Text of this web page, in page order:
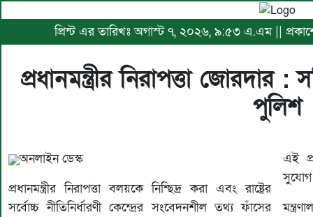
প্রিন্ট এর তারিখঃ অগাস্ট ৭, ২০২৬, ৯:৫৩ এ.এম ||
প্রধানমন্ত্রীর নিরাপত্তা
পুলিশ
অনলাইন ডেস্ক
প্রধানমন্ত্রীর নিরাপত্তা বলয়কে নিশ্ছিদ্র করা এবং রাষ্ট্রের
সর্বোচ্চ নীতিনির্ধারণী কেন্দ্রের সংবেদনশীল তথ্য ফাঁসের
এই
সুযোগ